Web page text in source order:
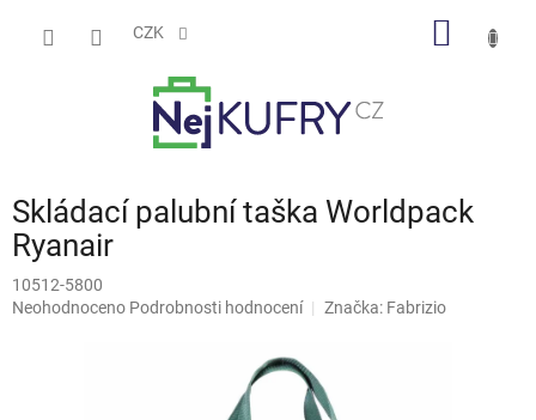
CZK
Skládací palubní taška Worldpack
Ryanair
10512-5800
Průměrné
Neohodnoceno Podrobnosti hodnocení Značka: Fabrizio